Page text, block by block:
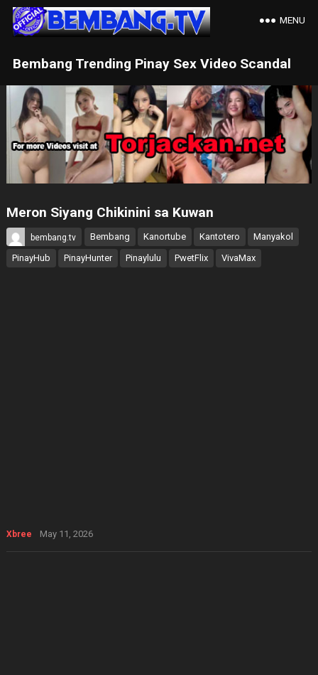
Bembang Trending Pinay Sex Video Scandal
MENU
Meron Siyang Chikinini sa Kuwan
bembang.tv Bembang Kanortube Kantotero
Manyakol
PinayHub
PinayHunter Pinaylulu PwetFlix VivaMax
Xbree May 11, 2026